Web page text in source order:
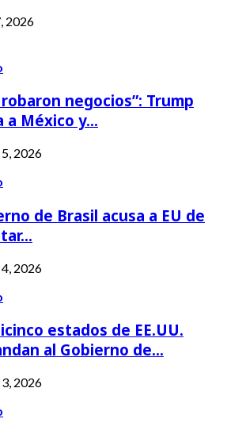
2026
negocios”: Trump
a México y…
2026
de Brasil acusa a EU de
2026
estados de EE.UU.
al Gobierno de…
2026